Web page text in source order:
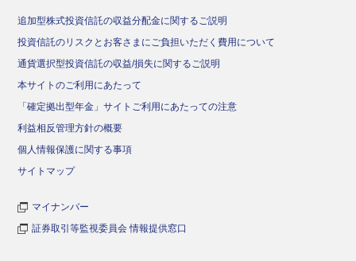
追加型株式投資信託の収益分配金に関するご説明
投資信託のリスクとお客さまにご負担いただく費用について
通貨選択型投資信託の収益/損失に関するご説明
本サイトのご利用にあたって
「確定拠出型年金」サイトご利用にあたっての注意
利益相反管理方針の概要
個人情報保護に関する事項
サイトマップ
マイナンバー
証券取引等監視委員会 情報提供窓口